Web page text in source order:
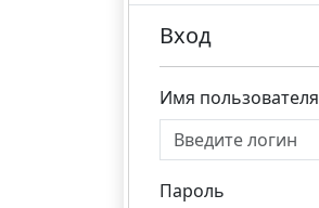
Вход
Имя пользователя
Пароль